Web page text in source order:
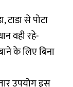
से पोटा
वही रहे-
के लिए बिना
उपयोग इस